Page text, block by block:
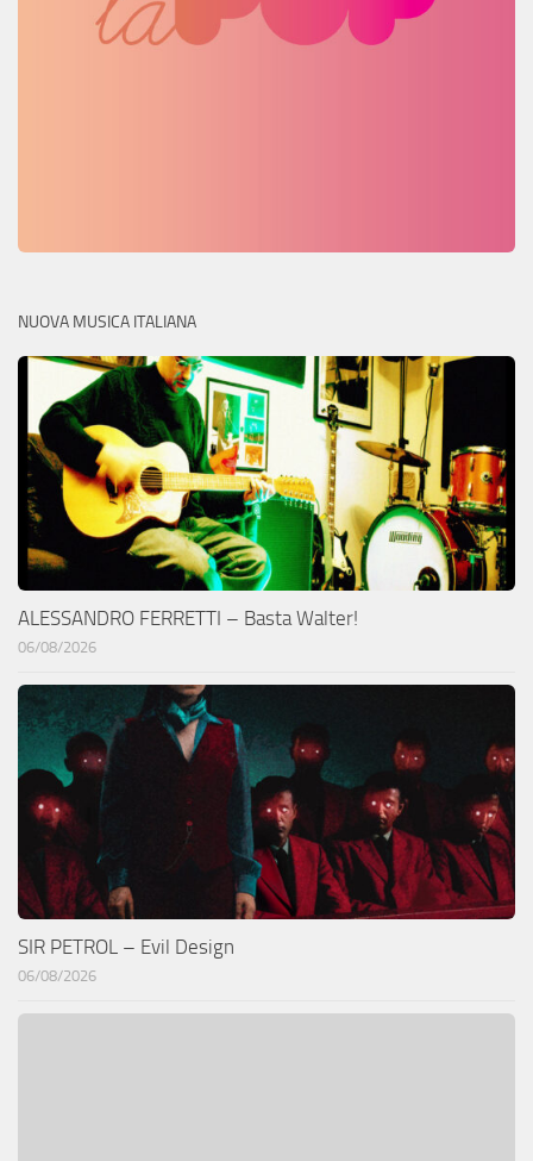
NUOVA MUSICA ITALIANA
ALESSANDRO FERRETTI – Basta Walter!
06/08/2026
SIR PETROL – Evil Design
06/08/2026